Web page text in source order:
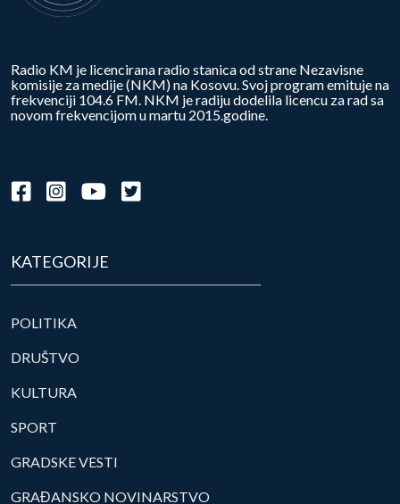
Radio KM je licencirana radio stanica od strane Nezavisne
komisije za medije (NKM) na Kosovu. Svoj program emituje na
frekvenciji 104.6 FM. NKM je radiju dodelila licencu za rad sa
novom frekvencijom u martu 2015.godine.
KATEGORIJE
POLITIKA
DRUŠTVO
KULTURA
SPORT
GRADSKE VESTI
GRAĐANSKO NOVINARSTVO